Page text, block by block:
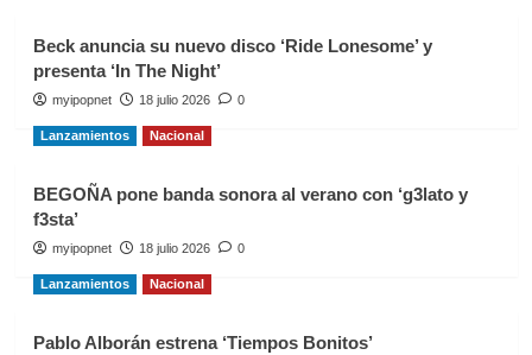
Beck anuncia su nuevo disco ‘Ride Lonesome’ y
presenta ‘In The Night’
myipopnet 18 julio 2026 0
Lanzamientos Nacional
BEGOÑA pone banda sonora al verano con ‘g3lato y
f3sta’
myipopnet 18 julio 2026 0
Lanzamientos Nacional
Pablo Alborán estrena ‘Tiempos Bonitos’